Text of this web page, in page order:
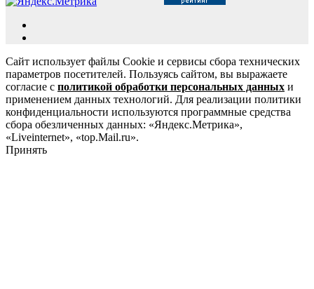
Сайт использует файлы Cookie и сервисы сбора технических
параметров посетителей. Пользуясь сайтом, вы выражаете
согласие с политикой обработки персональных данных и
применением данных технологий. Для реализации политики
конфиденциальности используются программные средства
сбора обезличенных данных: «Яндекс.Метрика»,
«Liveinternet», «top.Mail.ru».
Принять